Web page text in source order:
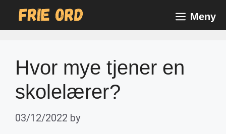
Meny
Hvor mye tjener en
skolelærer?
03/12/2022 by